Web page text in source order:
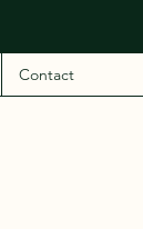
Contact